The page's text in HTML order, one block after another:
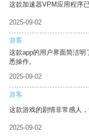
这款加速器VPM应用程序
2025-09-02
游客
这款app的用户界面简洁
悉操作。
2025-09-02
游客
这款游戏的剧情非常感人，
2025-09-02